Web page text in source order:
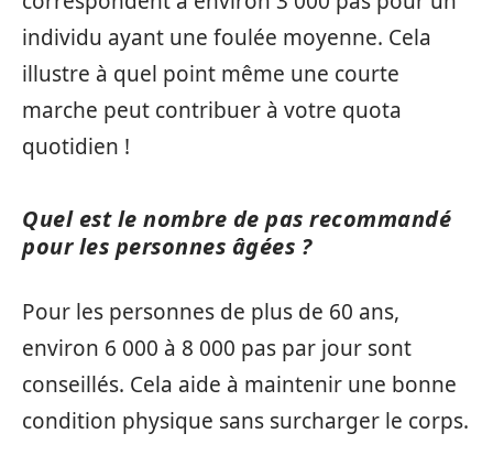
individu ayant une foulée moyenne. Cela
illustre à quel point même une courte
marche peut contribuer à votre quota
quotidien !
Quel est le nombre de pas recommandé
pour les personnes âgées ?
Pour les personnes de plus de 60 ans,
environ 6 000 à 8 000 pas par jour sont
conseillés. Cela aide à maintenir une bonne
condition physique sans surcharger le corps.